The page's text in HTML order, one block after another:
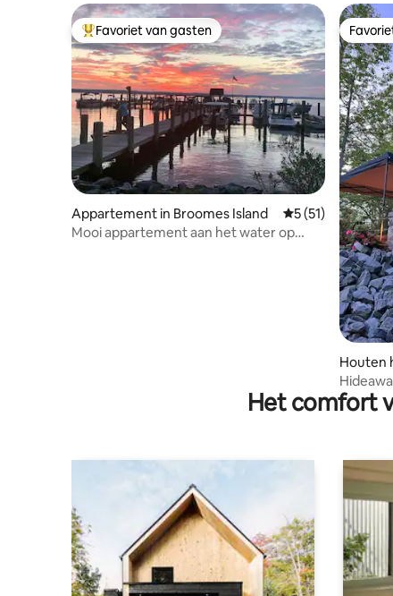
Topfavoriet van gasten
Favoriet van gasten
Appartement in Broomes Island Gemiddelde
5 (51)
Mooi appartement aan het water op
Houten
aan het
Het comfort